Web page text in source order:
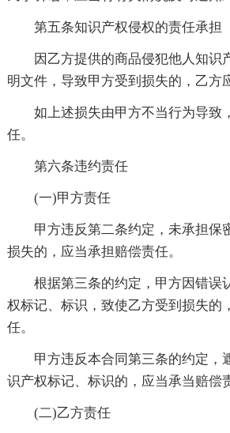
第五条知识产权侵权的责任承担
因乙方提供的商品侵犯他人知识
明文件，导致甲方受到损失的，乙方
如上述损失由甲方不当行为导致
任。
第六条违约责任
(一)甲方责任
甲方违反第二条约定，未承担保
损失的，应当承担赔偿责任。
根据第三条的约定，甲方因错误
权标记、标识，致使乙方受到损失的
任。
甲方违反本合同第三条的约定，
识产权标记、标识的，应当承当赔偿
(二)乙方责任